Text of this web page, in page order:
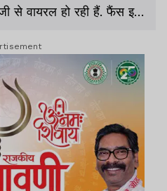
से वायरल हो रही हैं. फैंस इन